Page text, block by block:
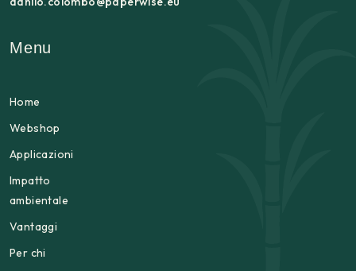
Menu
Home
Webshop
Applicazioni
Impatto
ambientale
Vantaggi
Per chi